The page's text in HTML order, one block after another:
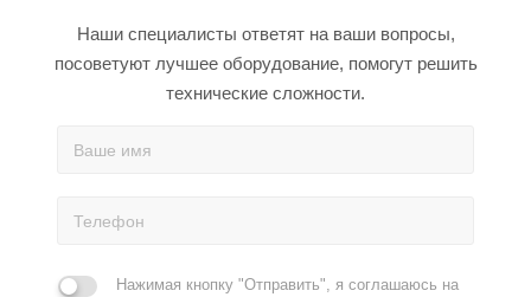
Наши специалисты ответят на ваши вопросы,
посоветуют лучшее оборудование, помогут решить
технические сложности.
Нажимая кнопку "Отправить", я соглашаюсь на